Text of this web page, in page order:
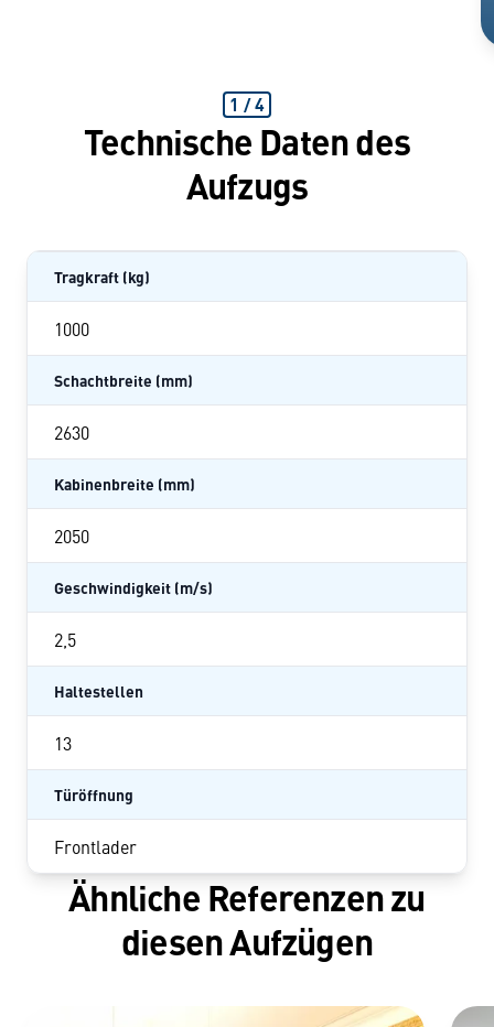
1 /4
Technische Daten des
Aufzugs
Tragkraft (kg)
1000
Schachtbreite (mm)
2630
Kabinenbreite (mm)
2050
Geschwindigkeit (m/s)
2,5
Haltestellen
13
Türöffnung
Frontlader
Ähnliche Referenzen zu
diesen Aufzügen